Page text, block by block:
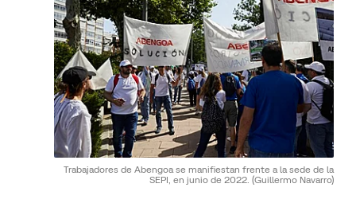
Trabajadores de Abengoa se manifiestan frente a la sede de la
SEPI, en junio de 2022. (Guillermo Navarro)